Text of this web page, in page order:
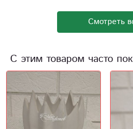
Смотреть
С этим товаром часто